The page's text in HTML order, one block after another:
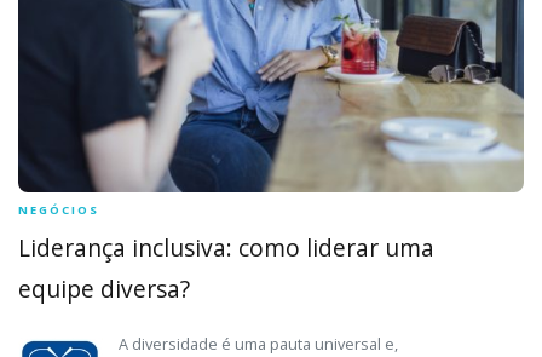
NEGÓCIOS
Liderança inclusiva: como liderar uma
equipe diversa?
A diversidade é uma pauta universal e,